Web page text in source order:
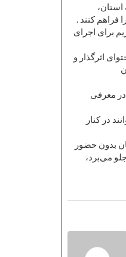
استان،
کنند .
برای اجرای
اثرگذار و
در معرفی
در کنار
بدون حضور
می‌برد،